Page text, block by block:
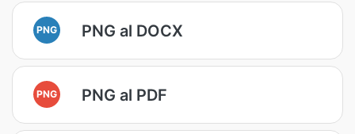
PNG PNG al DOCX
PNG PNG al PDF